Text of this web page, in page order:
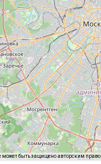
может быть защищено авторским